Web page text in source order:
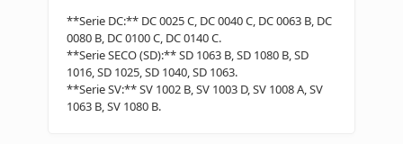
**Serie DC:** DC 0025 C, DC 0040 C, DC 0063 B, DC
0080 B, DC 0100 C, DC 0140 C.
**Serie SECO (SD):** SD 1063 B, SD 1080 B, SD
1016, SD 1025, SD 1040, SD 1063.
**Serie SV:** SV 1002 B, SV 1003 D, SV 1008 A, SV
1063 B, SV 1080 B.